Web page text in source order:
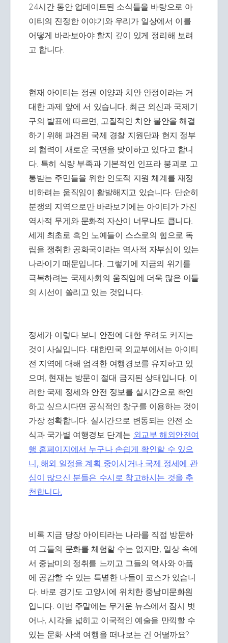
24시간 동안 업데이트된 소식들을 바탕으로 아
이티의 진정한 이야기와 우리가 일상에서 이를
어떻게 바라보아야 할지 깊이 있게 정리해 보려
고 합니다.
현재 아이티는 정권 이양과 치안 안정이라는 거
대한 과제 앞에 서 있습니다. 최근 외신과 국제기
구의 발표에 따르면, 고질적인 치안 불안을 해결
하기 위해 파견된 국제 경찰 지원단과 현지 정부
의 협력이 새로운 국면을 맞이하고 있다고 합니
다. 특히 식량 부족과 기본적인 인프라 붕괴로 고
통받는 주민들을 위한 인도적 지원 체계를 재정
비하려는 움직임이 활발해지고 있습니다. 단순히
분쟁의 지역으로만 바라보기에는 아이티가 가진
역사적 무게와 문화적 자산이 너무나도 큽니다.
세계 최초로 흑인 노예들이 스스로의 힘으로 독
립을 쟁취한 공화국이라는 역사적 자부심이 있는
나라이기 때문입니다. 그렇기에 지금의 위기를
극복하려는 국제사회의 움직임에 더욱 많은 이들
의 시선이 쏠리고 있는 것입니다.
정세가 이렇다 보니 안전에 대한 우려도 커지는
것이 사실입니다. 대한민국 외교부에서는 아이티
전 지역에 대해 엄격한 여행경보를 유지하고 있
으며, 현재는 방문이 절대 금지된 상태입니다. 이
러한 국제 정세와 안전 정보를 실시간으로 확인
하고 싶으시다면 공식적인 창구를 이용하는 것이
가장 정확합니다. 실시간으로 변동되는 안전 소
식과 국가별 여행경보 단계는 외교부 해외안전여
행 홈페이지에서 누구나 손쉽게 확인할 수 있으
니, 해외 일정을 계획 중이시거나 국제 정세에 관
심이 많으신 분들은 수시로 참고하시는 것을 추
천합니다.
비록 지금 당장 아이티라는 나라를 직접 방문하
여 그들의 문화를 체험할 수는 없지만, 일상 속에
서 중남미의 정취를 느끼고 그들의 역사와 아픔
에 공감할 수 있는 특별한 나들이 코스가 있습니
다. 바로 경기도 고양시에 위치한 중남미문화원
입니다. 이번 주말에는 무거운 뉴스에서 잠시 벗
어나, 시각을 넓히고 이국적인 예술을 만끽할 수
있는 문화 사색 여행을 떠나보는 건 어떨까요?